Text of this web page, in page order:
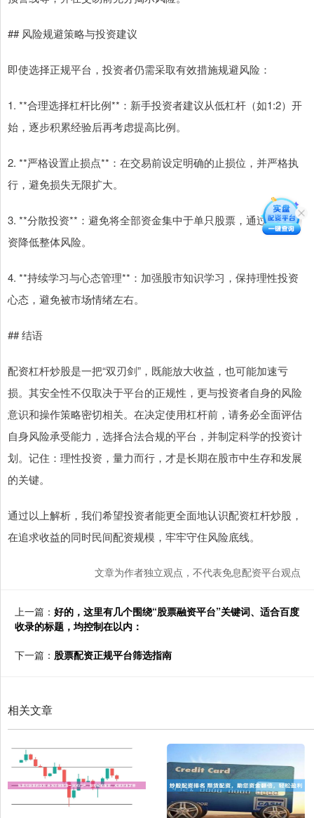
## 风险规避策略与投资建议
即使选择正规平台，投资者仍需采取有效措施规避风险：
1. **合理选择杠杆比例**：新手投资者建议从低杠杆（如1:2）开
始，逐步积累经验后再考虑提高比例。
2. **严格设置止损点**：在交易前设定明确的止损位，并严格执
行，避免损失无限扩大。
3. **分散投资**：避免将全部资金集中于单只股票，通过分散投
资降低整体风险。
4. **持续学习与心态管理**：加强股市知识学习，保持理性投资
心态，避免被市场情绪左右。
## 结语
配资杠杆炒股是一把“双刃剑”，既能放大收益，也可能加速亏
损。其安全性不仅取决于平台的正规性，更与投资者自身的风险
意识和操作策略密切相关。在决定使用杠杆前，请务必全面评估
自身风险承受能力，选择合法合规的平台，并制定科学的投资计
划。记住：理性投资，量力而行，才是长期在股市中生存和发展
的关键。
通过以上解析，我们希望投资者能更全面地认识配资杠杆炒股，
在追求收益的同时民间配资规模，牢牢守住风险底线。
文章为作者独立观点，不代表免息配资平台观点
上一篇： 好的，这里有几个围绕“股票融资平台”关键词、适合百度
收录的标题，均控制在以内：
下一篇： 股票配资正规平台筛选指南
相关文章